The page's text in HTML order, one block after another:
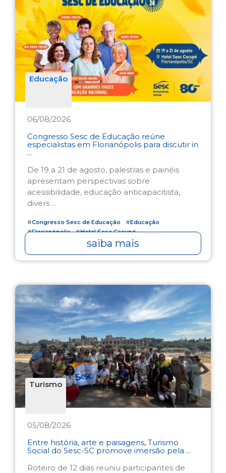
Educação
06/08/2026
Congresso Sesc de Educação reúne
especialistas em Florianópolis para discutir in
...
De 19 a 21 de agosto, palestras e painéis
apresentam perspectivas sobre
acessibilidade, educação anticapacitista,
divers ...
#Congresso Sesc de Educação #Educação
#Florianópolis #Hotel Sesc Cacupé
saiba mais
Turismo
05/08/2026
Entre história, arte e paisagens, Turismo
Social do Sesc-SC promove imersão pela ...
Roteiro de 12 dias reuniu participantes de